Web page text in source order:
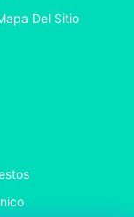
Del Sitio